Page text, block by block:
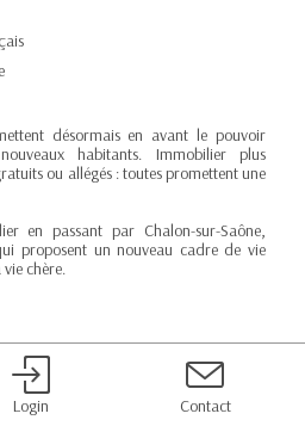
désormais en avant le pouvoir
habitants. Immobilier plus
ou allégés : toutes promettent une
en passant par Chalon-sur-Saône,
proposent un nouveau cadre de vie
chère.
Login Contact